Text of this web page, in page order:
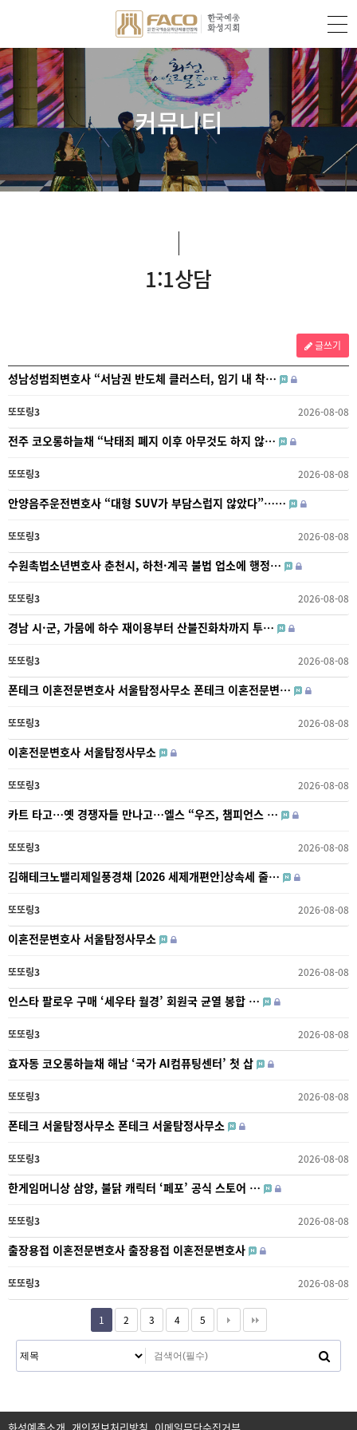
커뮤니티
1:1상담
글쓰기
성남성범죄변호사 “서남권 반도체 클러스터, 임기 내 착…
또또링3 2026-08-08
전주 코오롱하늘채 “낙태죄 폐지 이후 아무것도 하지 않…
또또링3 2026-08-08
안양음주운전변호사 “대형 SUV가 부담스럽지 않았다”……
또또링3 2026-08-08
수원촉법소년변호사 춘천시, 하천·계곡 불법 업소에 행정…
또또링3 2026-08-08
경남 시·군, 가뭄에 하수 재이용부터 산불진화차까지 투…
또또링3 2026-08-08
폰테크 이혼전문변호사 서울탐정사무소 폰테크 이혼전문변…
또또링3 2026-08-08
이혼전문변호사 서울탐정사무소
또또링3 2026-08-08
카트 타고…옛 경쟁자들 만나고…엘스 “우즈, 챔피언스 …
또또링3 2026-08-08
김해테크노밸리제일풍경채 [2026 세제개편안]상속세 줄…
또또링3 2026-08-08
이혼전문변호사 서울탐정사무소
또또링3 2026-08-08
인스타 팔로우 구매 ‘세우타 월경’ 회원국 균열 봉합 …
또또링3 2026-08-08
효자동 코오롱하늘채 해남 ‘국가 AI컴퓨팅센터’ 첫 삽
또또링3 2026-08-08
폰테크 서울탐정사무소 폰테크 서울탐정사무소
또또링3 2026-08-08
한게임머니상 삼양, 불닭 캐릭터 ‘페포’ 공식 스토어 …
또또링3 2026-08-08
출장용접 이혼전문변호사 출장용접 이혼전문변호사
또또링3 2026-08-08
1 2 3 4 5